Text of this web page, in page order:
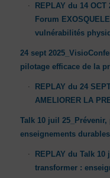
REPLAY du 14 OCT
Forum
vulnérabilités
24 sept
pilotage efficace de la
REPLAY du 24
AMELIORER LA
Talk 10 juil
enseignements
REPLAY du Talk 10
transformer :